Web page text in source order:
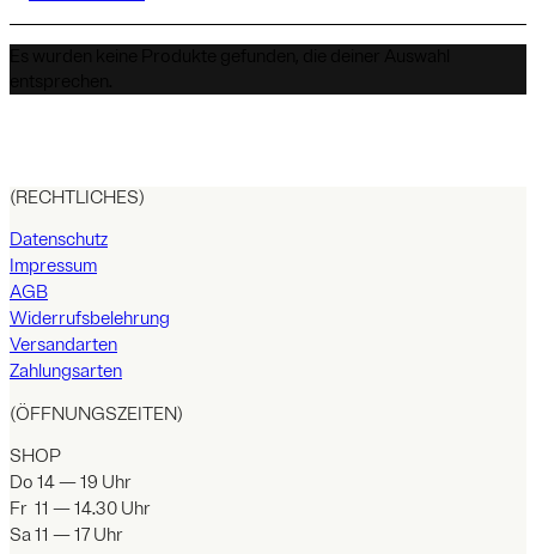
(RECHTLICHES)
Datenschutz
Impressum
AGB
Widerrufsbelehrung
Versandarten
Zahlungsarten
(ÖFFNUNGSZEITEN)
SHOP
Do 14 — 19 Uhr
Fr 11 — 14.30 Uhr
Sa 11 — 17 Uhr